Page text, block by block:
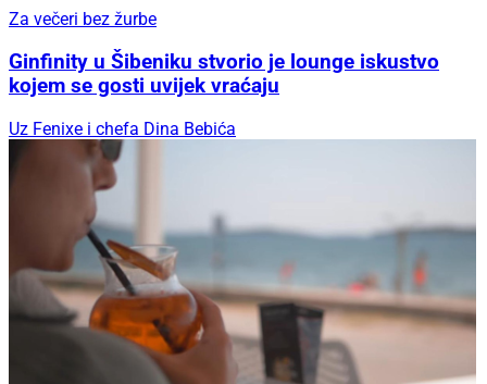
Za večeri bez žurbe
Ginfinity u Šibeniku stvorio je lounge iskustvo
kojem se gosti uvijek vraćaju
Uz Fenixe i chefa Dina Bebića